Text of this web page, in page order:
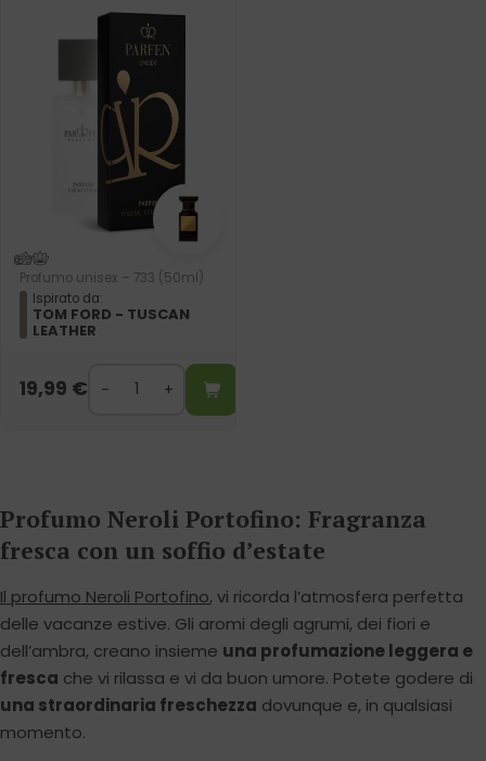
Profumo unisex – 733 (50ml)
Ispirato da:
TOM FORD - TUSCAN
LEATHER
19,99 €
Profumo Neroli Portofino: Fragranza
fresca con un soffio d’estate
Il profumo Neroli Portofino, vi ricorda l’atmosfera perfetta
delle vacanze estive. Gli aromi degli agrumi, dei fiori e
dell’ambra, creano insieme una profumazione leggera e
fresca che vi rilassa e vi da buon umore. Potete godere di
una straordinaria freschezza dovunque e, in qualsiasi
momento.